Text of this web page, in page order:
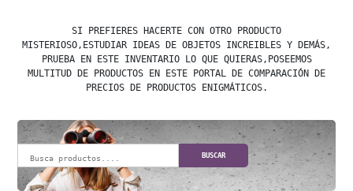
SI PREFIERES HACERTE CON OTRO PRODUCTO
MISTERIOSO,ESTUDIAR IDEAS DE OBJETOS INCREIBLES Y DEMÁS,
PRUEBA EN ESTE INVENTARIO LO QUE QUIERAS,POSEEMOS
MULTITUD DE PRODUCTOS EN ESTE PORTAL DE COMPARACIÓN DE
PRECIOS DE PRODUCTOS ENIGMÁTICOS.
BUSCAR